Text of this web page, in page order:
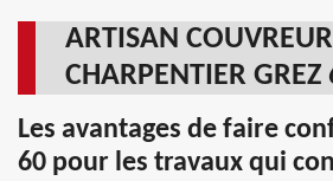
ARTISAN COUVREUR
CHARPENTIER
Les avantages de faire
60 pour les travaux qui